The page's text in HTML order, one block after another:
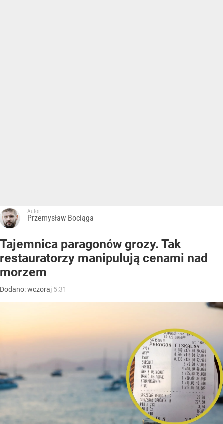
Autor:
Przemysław Bociąga
Tajemnica paragonów grozy. Tak
restauratorzy manipulują cenami nad
morzem
Dodano:wczoraj 5:31